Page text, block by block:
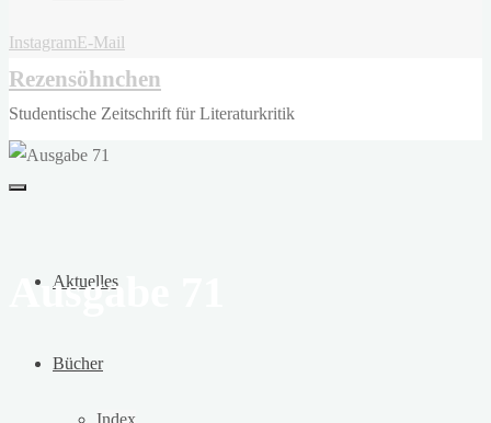
InstagramE-Mail
Rezensöhnchen
Studentische Zeitschrift für Literaturkritik
Aktuelles
Bücher
Index
Ausgabe 71